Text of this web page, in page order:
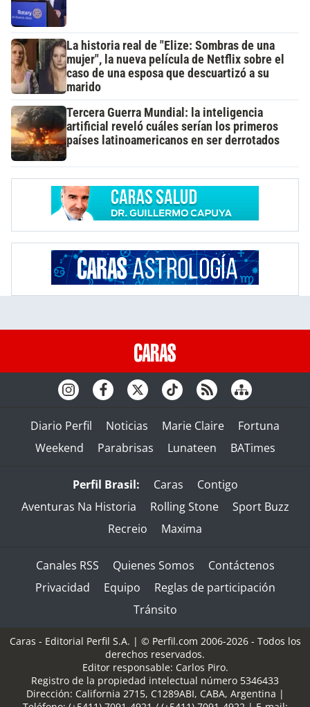
La historia real de "Elize: Sombras de una
mujer", la nueva película de Netflix sobre el
caso de una esposa que descuartizó a su
marido
Tercera Guerra Mundial: la inteligencia
artificial reveló cuáles serían los primeros
países latinoamericanos en ser derrotados
Diario Perfil Noticias Marie Claire
Fortuna
Weekend
Parabrisas Lunateen BATimes
Perfil Brasil: Caras
Contigo
Aventuras Na Historia
Rolling Stone
Sport Buzz
Recreio
Maxima
Canales RSS Quienes Somos
Contáctenos
Privacidad
Equipo
Reglas de participación
Tránsito
Caras - Editorial Perfil S.A. | © Perfil.com 2006-2026 - Todos los
derechos reservados.
Editor responsable: Carlos Piro.
Registro de la propiedad intelectual número 5346433
Dirección: California 2715, C1289ABI, CABA, Argentina |